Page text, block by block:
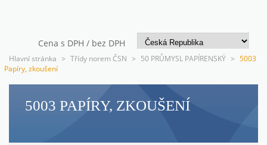
Cena s DPH / bez DPH
Hlavní stránka > Třídy norem ČSN > 50 PRŮMYSL PAPÍRENSKÝ > 5003
Papíry, zkoušení
5003 PAPÍRY, ZKOUŠENÍ